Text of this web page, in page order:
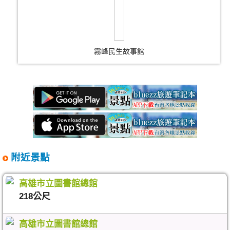
霧峰民生故事館
附近景點
高雄市立圖書館總館
218公尺
高雄市立圖書館總館